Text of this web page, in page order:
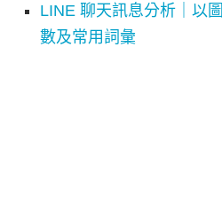
LINE 聊天訊息分析｜以
數及常用詞彙